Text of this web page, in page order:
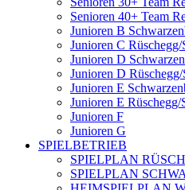
Senioren 40+ Team
Junioren B
Junioren C
Junioren D
Junioren D
Junioren E
Junioren E
Junioren F
Junioren G
SPIELBETRIEB
SPIELPLAN
SPIELPLAN